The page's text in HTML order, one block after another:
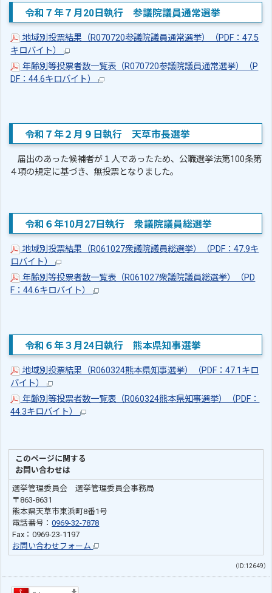
令和７年７月20日執行 参議院議員通常選挙
地域別投票結果（R070720参議院議員通常選挙）（PDF：47.5
キロバイト）
年齢別等投票者数一覧表（R070720参議院議員通常選挙）（P
DF：44.6キロバイト）
令和７年２月９日執行 天草市長選挙
届出のあった候補者が１人であったため、公職選挙法第100条第
４項の規定に基づき、無投票となりました。
令和６年10月27日執行 衆議院議員総選挙
地域別投票結果（R061027衆議院議員総選挙）（PDF：47.9キ
ロバイト）
年齢別等投票者数一覧表（R061027衆議院議員総選挙）（PD
F：44.6キロバイト）
令和６年３月24日執行 熊本県知事選挙
地域別投票結果（R060324熊本県知事選挙）（PDF：47.1キロ
バイト）
年齢別等投票者数一覧表（R060324熊本県知事選挙）（PDF：
44.3キロバイト）
このページに関する
お問い合わせは
選挙管理委員会 選挙管理委員会事務局
〒863-8631
熊本県天草市東浜町8番1号
電話番号：0969-32-7878
Fax：0969-23-1197
お問い合わせフォーム
（ID:12649）